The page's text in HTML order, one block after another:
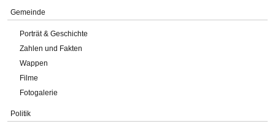
Gemeinde
Porträt & Geschichte
Zahlen und Fakten
Wappen
Filme
Fotogalerie
Politik